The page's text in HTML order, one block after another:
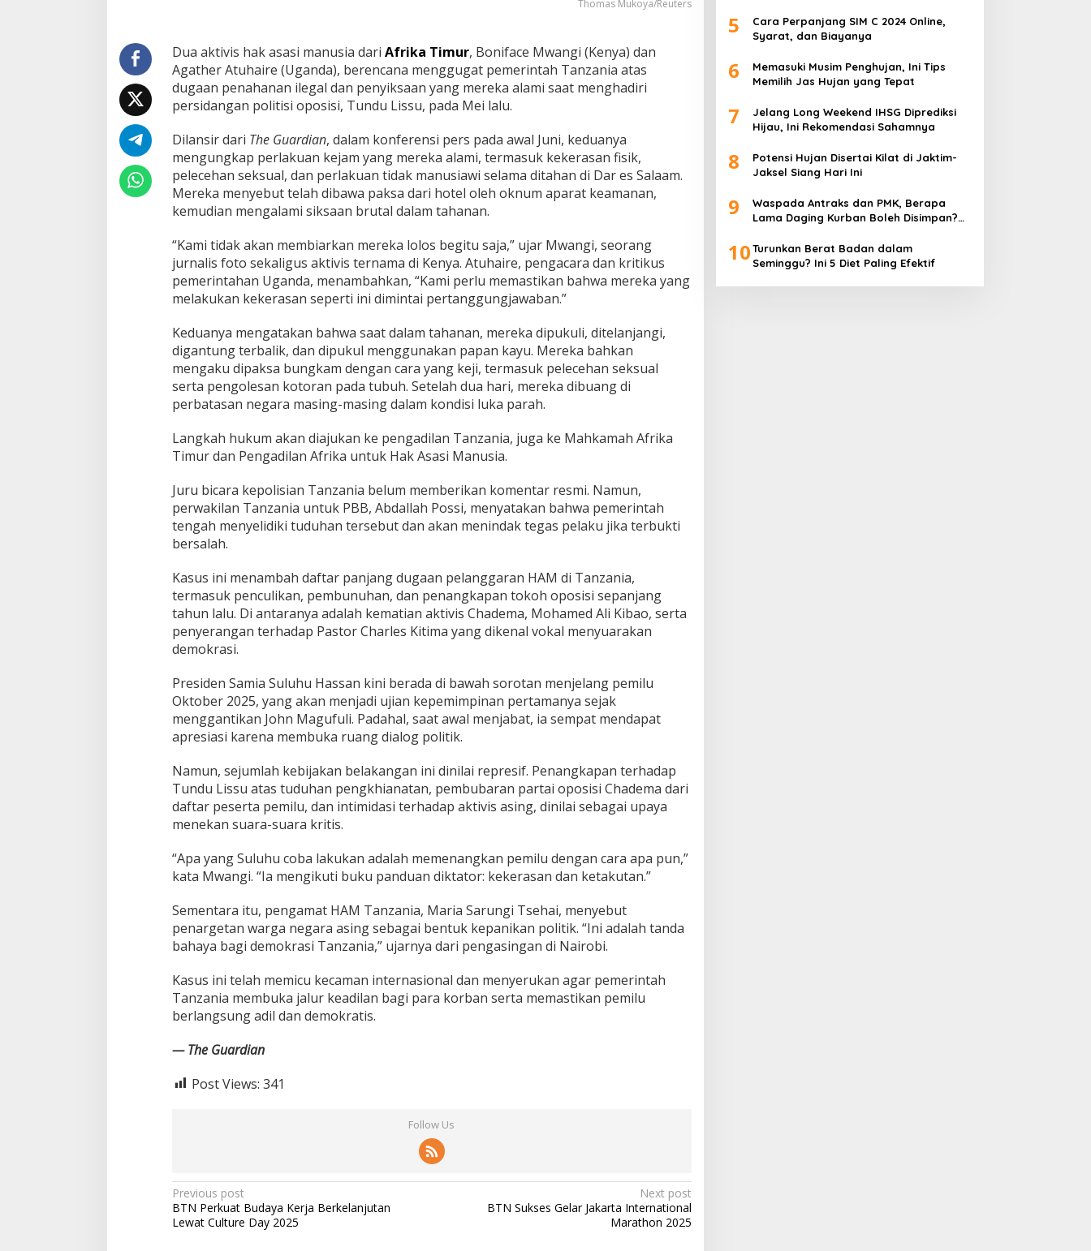
a
n
z
a
n
a
a
t
a
s
P
n
y
i
k
s
a
n
d
a
n
P
n
a
h
n
a
n
g
a
Thomas Mukoya/Reuters
Dua aktivis hak asasi manusia dari Afrika Timur, Boniface Mwangi (Kenya) dan
Agather Atuhaire (Uganda), berencana menggugat pemerintah Tanzania atas
dugaan penahanan ilegal dan penyiksaan yang mereka alami saat menghadiri
persidangan politisi oposisi, Tundu Lissu, pada Mei lalu.
Dilansir dari The Guardian, dalam konferensi pers pada awal Juni, keduanya
mengungkap perlakuan kejam yang mereka alami, termasuk kekerasan fisik,
pelecehan seksual, dan perlakuan tidak manusiawi selama ditahan di Dar es Salaam.
Mereka menyebut telah dibawa paksa dari hotel oleh oknum aparat keamanan,
kemudian mengalami siksaan brutal dalam tahanan.
“Kami tidak akan membiarkan mereka lolos begitu saja,” ujar Mwangi, seorang
jurnalis foto sekaligus aktivis ternama di Kenya. Atuhaire, pengacara dan kritikus
pemerintahan Uganda, menambahkan, “Kami perlu memastikan bahwa mereka yang
melakukan kekerasan seperti ini dimintai pertanggungjawaban.”
Keduanya mengatakan bahwa saat dalam tahanan, mereka dipukuli, ditelanjangi,
digantung terbalik, dan dipukul menggunakan papan kayu. Mereka bahkan
mengaku dipaksa bungkam dengan cara yang keji, termasuk pelecehan seksual
serta pengolesan kotoran pada tubuh. Setelah dua hari, mereka dibuang di
perbatasan negara masing-masing dalam kondisi luka parah.
Langkah hukum akan diajukan ke pengadilan Tanzania, juga ke Mahkamah Afrika
Timur dan Pengadilan Afrika untuk Hak Asasi Manusia.
Juru bicara kepolisian Tanzania belum memberikan komentar resmi. Namun,
perwakilan Tanzania untuk PBB, Abdallah Possi, menyatakan bahwa pemerintah
tengah menyelidiki tuduhan tersebut dan akan menindak tegas pelaku jika terbukti
bersalah.
Kasus ini menambah daftar panjang dugaan pelanggaran HAM di Tanzania,
termasuk penculikan, pembunuhan, dan penangkapan tokoh oposisi sepanjang
tahun lalu. Di antaranya adalah kematian aktivis Chadema, Mohamed Ali Kibao, serta
penyerangan terhadap Pastor Charles Kitima yang dikenal vokal menyuarakan
demokrasi.
Presiden Samia Suluhu Hassan kini berada di bawah sorotan menjelang pemilu
Oktober 2025, yang akan menjadi ujian kepemimpinan pertamanya sejak
menggantikan John Magufuli. Padahal, saat awal menjabat, ia sempat mendapat
apresiasi karena membuka ruang dialog politik.
Namun, sejumlah kebijakan belakangan ini dinilai represif. Penangkapan terhadap
Tundu Lissu atas tuduhan pengkhianatan, pembubaran partai oposisi Chadema dari
daftar peserta pemilu, dan intimidasi terhadap aktivis asing, dinilai sebagai upaya
menekan suara-suara kritis.
“Apa yang Suluhu coba lakukan adalah memenangkan pemilu dengan cara apa pun,”
kata Mwangi. “Ia mengikuti buku panduan diktator: kekerasan dan ketakutan.”
Sementara itu, pengamat HAM Tanzania, Maria Sarungi Tsehai, menyebut
penargetan warga negara asing sebagai bentuk kepanikan politik. “Ini adalah tanda
bahaya bagi demokrasi Tanzania,” ujarnya dari pengasingan di Nairobi.
Kasus ini telah memicu kecaman internasional dan menyerukan agar pemerintah
Tanzania membuka jalur keadilan bagi para korban serta memastikan pemilu
berlangsung adil dan demokratis.
— The Guardian
Post Views: 341
Follow Us
P
o
Previous post
BTN Perkuat Budaya Kerja Berkelanjutan
Lewat Culture Day 2025
Next post
BTN Sukses Gelar Jakarta International
Marathon 2025
5
Cara Perpanjang SIM C 2024 Online,
Syarat, dan Biayanya
6
Memasuki Musim Penghujan, Ini Tips
Memilih Jas Hujan yang Tepat
7
Jelang Long Weekend IHSG Diprediksi
Hijau, Ini Rekomendasi Sahamnya
8
Potensi Hujan Disertai Kilat di Jaktim-
Jaksel Siang Hari Ini
9
Waspada Antraks dan PMK, Berapa
Lama Daging Kurban Boleh Disimpan?
10Turunkan Berat Badan dalam
Seminggu? Ini 5 Diet Paling Efektif